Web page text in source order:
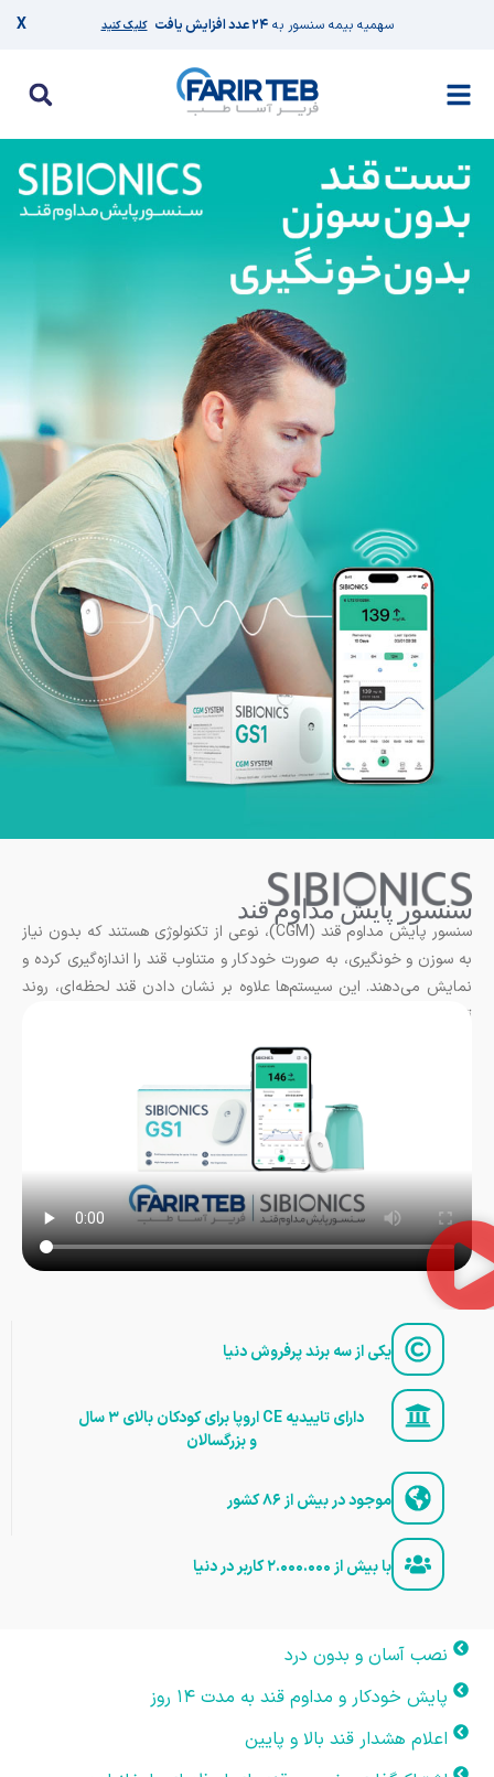
سهمیه بیمه سنسور به۲۴ عدد افزایش یافت کلیک کنید X
سنسور پایش مداوم قند
سنسور پایش مداوم قند (CGM)، نوعی از تکنولوژی هستند که بدون نیاز
به سوزن و خونگیری، به صورت خودکار و متناوب قند را اندازه‌گیری کرده و
نمایش می‌دهند. این سیستم‌ها علاوه بر نشان دادن قند لحظه‌ای، روند
تغییرات قند را نیز در طول شبانه‌روز به شما گزارش خواهند داد.
یکی از سه برند پرفروش دنیا
دارای تاییدیه CE اروپا برای کودکان بالای ۳ سال
و بزرگسالان
موجود در بیش از ۸۶ کشور
با بیش از ۲.۰۰۰.۰۰۰ کاربر در دنیا
نصب آسان و بدون درد
پایش خودکار و مداوم قند به مدت ۱۴ روز
اعلام هشدار قند بالا و پایین